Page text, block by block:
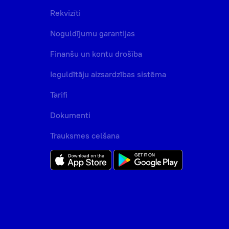
Rekvizīti
Noguldījumu garantijas
Finanšu un kontu drošība
Ieguldītāju aizsardzības sistēma
Tarifi
Dokumenti
Trauksmes celšana